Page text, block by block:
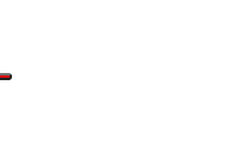
Поиск